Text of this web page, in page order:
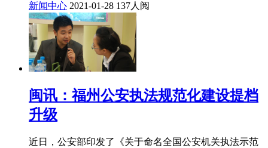
新闻中心 2021-01-28 137人阅
闽讯：福州公安执法规范化建设提档
升级
近日，公安部印发了《关于命名全国公安机关执法示范